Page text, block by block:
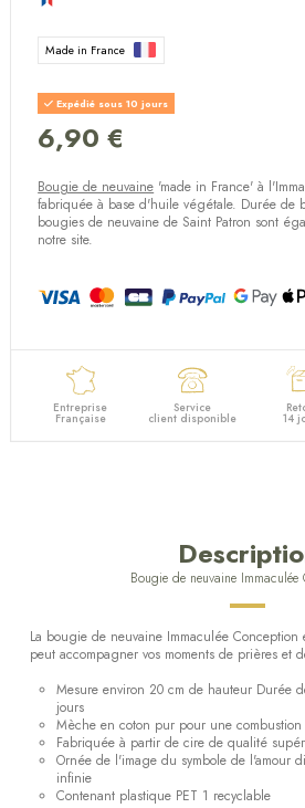
Made in France
Expédié sous 10 jours
6,90 €
Bougie de neuvaine 'made in France' à
fabriquée à base d'huile végétale. Durée de
bougies de neuvaine de Saint Patron sont
notre site.
Entreprise
Française
Service
client disponible 14
Bougie de neuvaine Immaculée
La bougie de neuvaine Immaculée
peut accompagner vos moments de prières et
Mesure environ 20 cm de hauteur Durée
jours
Mèche en coton pur pour une
Fabriquée à partir de cire de qualité
Ornée de l'image du symbole de l'amour
infinie
Contenant plastique PET 1 recyclable